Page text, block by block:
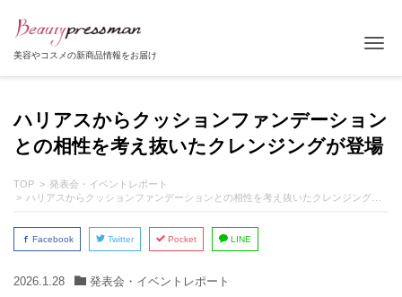
美容やコスメの新商品情報をお届け
ハリアスからクッションファンデーション
との相性を考え抜いたクレンジングが登場
TOP
発表会・イベントレポート
ハリアスからクッションファンデーションとの相性を考え抜いたクレンジングが登場
Facebook Twitter Pocket LINE
2026.1.28 発表会・イベントレポート